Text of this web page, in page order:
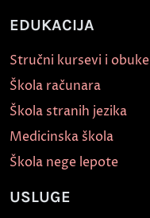
EDUKACIJA
Stručni kursevi i obuke
Škola računara
Škola stranih jezika
Medicinska škola
Škola nege lepote
USLUGE